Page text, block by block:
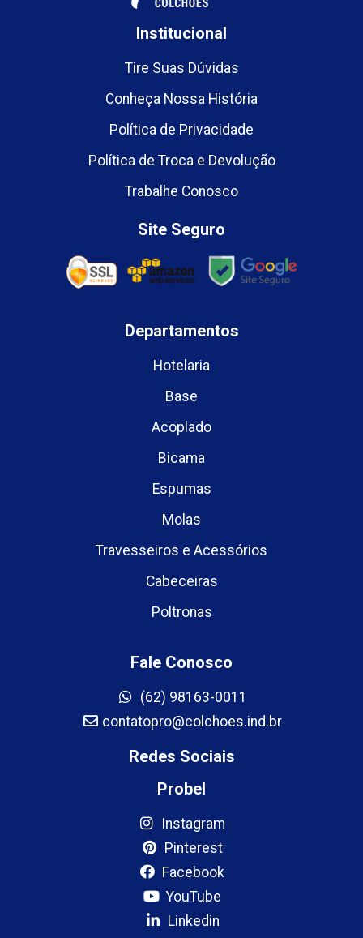
Institucional
Tire Suas Dúvidas
Conheça Nossa História
Política de Privacidade
Política de Troca e Devolução
Trabalhe Conosco
Site Seguro
Departamentos
Hotelaria
Base
Acoplado
Bicama
Espumas
Molas
Travesseiros e Acessórios
Cabeceiras
Poltronas
Fale Conosco
(62) 98163-0011
contatopro@colchoes.ind.br
Redes Sociais
Probel
Instagram
Pinterest
Facebook
YouTube
Linkedin